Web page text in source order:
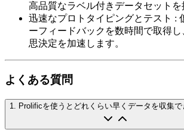
高品質なラベル付きデータセットを
迅速なプロトタイピングとテスト :
ーフィードバックを数時間で取得
思決定を加速します。
よくある質問
1. Prolificを使うとどれくらい早くデータを収集で